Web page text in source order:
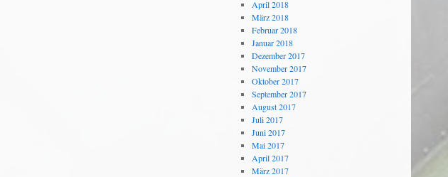
April 2018
März 2018
Februar 2018
Januar 2018
Dezember 2017
November 2017
Oktober 2017
September 2017
August 2017
Juli 2017
Juni 2017
Mai 2017
April 2017
März 2017